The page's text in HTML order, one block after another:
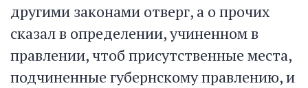
другими законами отверг, а о прочих
сказал в определении, учиненном в
правлении, чтоб присутственные места,
подчиненные губернскому правлению, и